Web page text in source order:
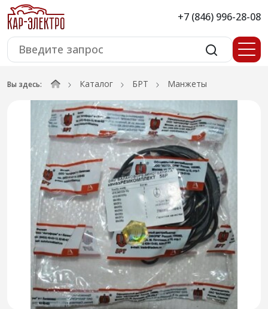
+7 (846) 996-28-08
Вы здесь: Каталог БРТ Манжеты